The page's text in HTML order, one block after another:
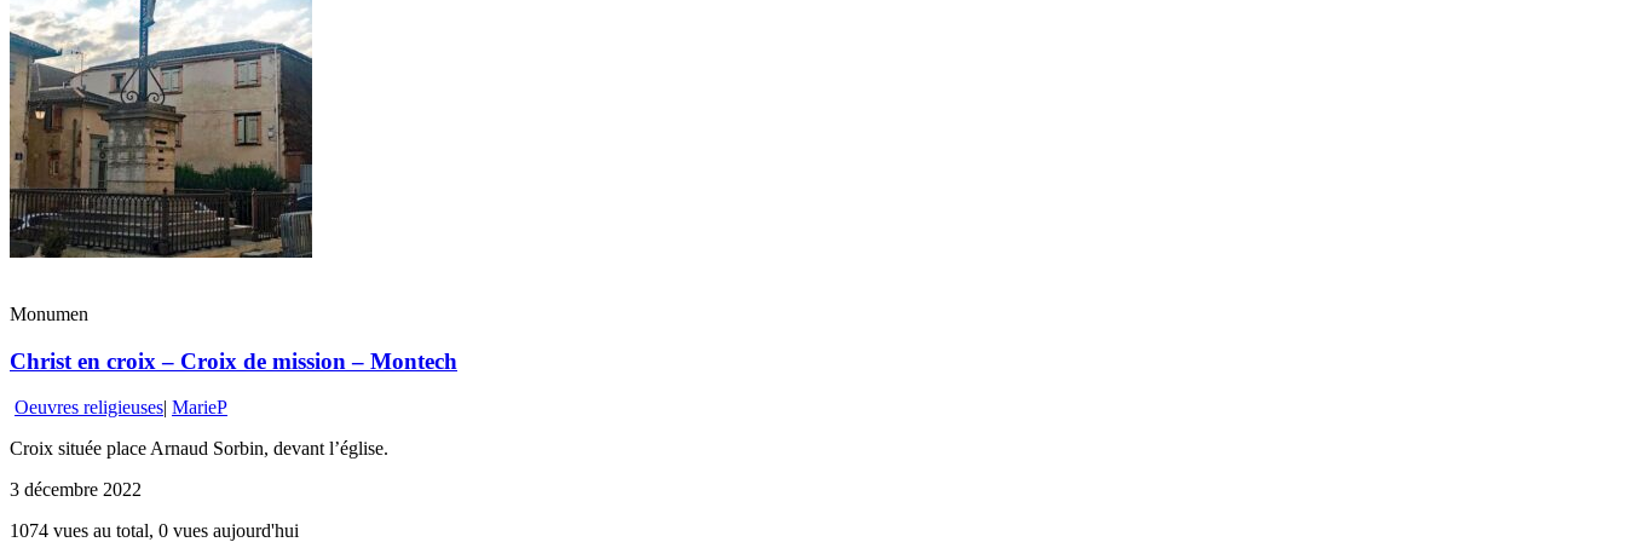
Monumen
Christ en croix – Croix de mission – Montech
Oeuvres religieuses| MarieP
Croix située place Arnaud Sorbin, devant l’église.
3 décembre 2022
1074 vues au total, 0 vues aujourd'hui